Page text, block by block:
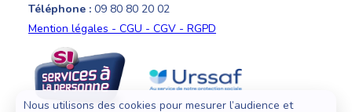
Téléphone : 09 80 80 20 02
Mention légales - CGU - CGV - RGPD
Nous utilisons des cookies pour mesurer l’audience et